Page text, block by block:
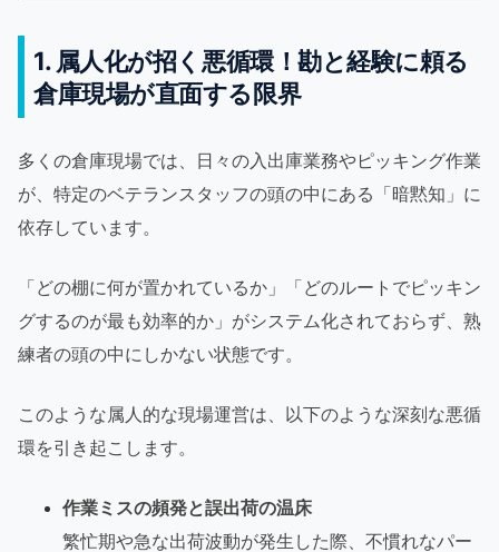
1. 属人化が招く悪循環！勘と経験に頼る
倉庫現場が直面する限界
多くの倉庫現場では、日々の入出庫業務やピッキング作業
が、特定のベテランスタッフの頭の中にある「暗黙知」に
依存しています。
「どの棚に何が置かれているか」「どのルートでピッキン
グするのが最も効率的か」がシステム化されておらず、熟
練者の頭の中にしかない状態です。
このような属人的な現場運営は、以下のような深刻な悪循
環を引き起こします。
作業ミスの頻発と誤出荷の温床
繁忙期や急な出荷波動が発生した際、不慣れなパー